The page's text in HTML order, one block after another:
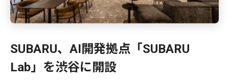
SUBARU、AI開発拠点「SUBARU
Lab」を渋谷に開設